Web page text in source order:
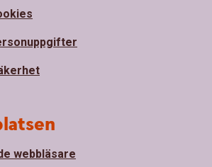
webbläsare